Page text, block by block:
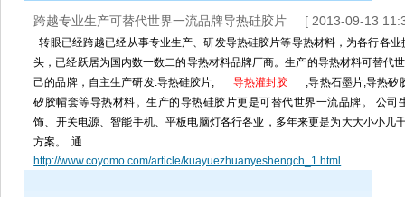
跨越专业生产可替代世界一流品牌导热硅胶片 [ 2013-09-13
转眼已经跨越已经从事专业生产、研发导热硅胶片等导热材料，为各行各
头，已经跃居为国内数一数二的导热材料品牌厂商。生产的导热材料可替代
己的品牌，自主生产研发:导热硅胶片,
导热灌封胶
,导热石墨片,导热矽
矽胶帽套等导热材料。生产的导热硅胶片更是可替代世界一流品牌。 公司
饰、开关电源、智能手机、平板电脑灯各行各业，多年来更是为大大小小几
方案。 通
http://www.coyomo.com/article/kuayuezhuanyeshengch_1.html